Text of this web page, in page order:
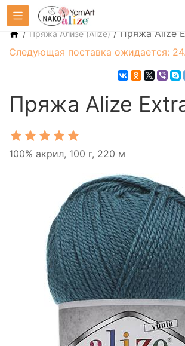
/ Пряжа Ализе (Alize) / Пряжа Alize
Следующая поставка ожидается:
Пряжа Alize
100% акрил, 100 г, 220 м